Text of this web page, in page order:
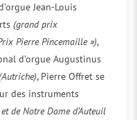
Jean-Louis
(grand prix
Pierre Pincemaille »),
d’orgue Augustinus
, Pierre Offret se
des instruments
de Notre Dame d’Auteuil